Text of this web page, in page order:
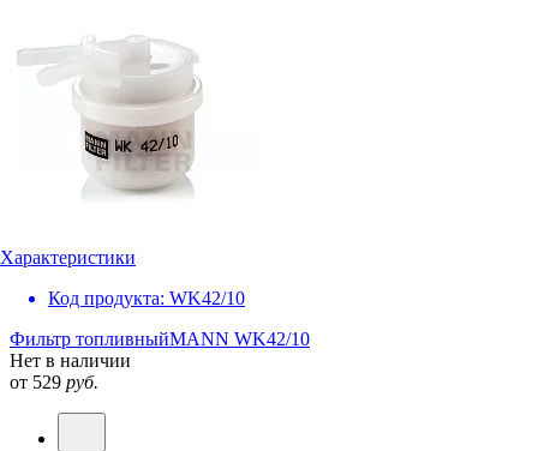
Характеристики
Код продукта: WK42/10
Фильтр топливныйMANN WK42/10
Нет в наличии
от 529 руб.